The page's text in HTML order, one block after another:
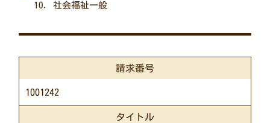
10. 社会福祉一般
請求番号
1001242
タイトル